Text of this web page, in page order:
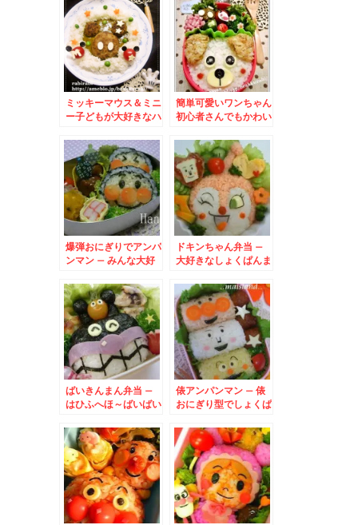
ミッキーマウス＆ミニ
ー子どもが大好きなハ
プレート
簡単可愛いワンちゃん
初心者さんでもかわい
爆弾おにぎりでアンパ
ンマン – みんな大好
ンマン弁当
ドキンちゃん弁当 –
大好きなしょくぱんま
ばいきんまん弁当 –
はひふへほ～ばいばい
俵アンパンマン – 俵
おにぎり型でしょくぱ
ンも一緒☆